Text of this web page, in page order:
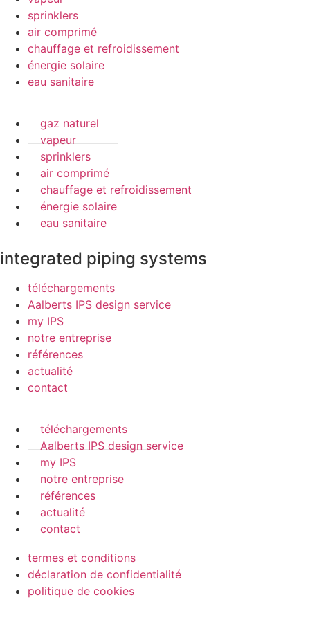
sprinklers
air comprimé
chauffage et refroidissement
énergie solaire
eau sanitaire
gaz naturel
vapeur
sprinklers
air comprimé
chauffage et refroidissement
énergie solaire
eau sanitaire
integrated piping systems
téléchargements
Aalberts IPS design service
my IPS
notre entreprise
références
actualité
contact
téléchargements
Aalberts IPS design service
my IPS
notre entreprise
références
actualité
contact
termes et conditions
déclaration de confidentialité
politique de cookies